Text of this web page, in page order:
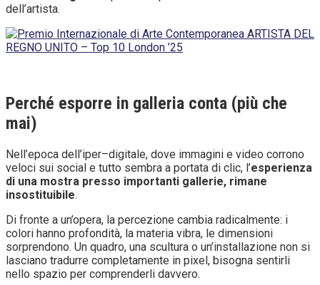
dell’artista.
Perché esporre in galleria conta (più che
mai)
Nell’epoca dell’iper–digitale, dove immagini e video corrono
veloci sui social e tutto sembra a portata di clic, l’esperienza
di una mostra presso importanti gallerie, rimane
insostituibile.
Di fronte a un’opera, la percezione cambia radicalmente: i
colori hanno profondità, la materia vibra, le dimensioni
sorprendono. Un quadro, una scultura o un’installazione non si
lasciano tradurre completamente in pixel, bisogna sentirli
nello spazio per comprenderli davvero.